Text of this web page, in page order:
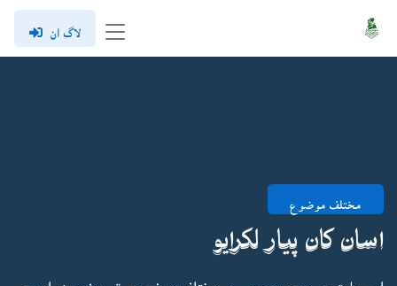
لاگ ان
مختلف موضوع
اسان کان پيار لکرايو
امر ساھڙ جي ھن مجموعي ۾ مختلف موضوعن تي مضمون، اديبن